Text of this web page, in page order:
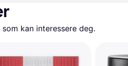
kan interessere deg.